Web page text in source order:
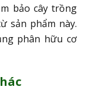
bảo cây trồng
sản phẩm này.
phân hữu cơ